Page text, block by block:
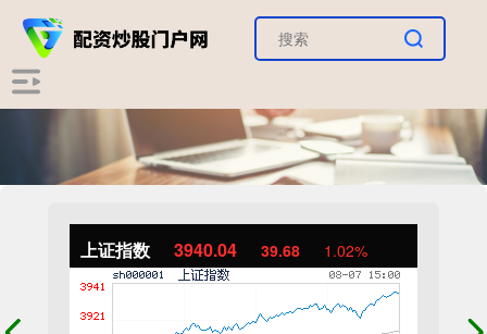
上证指数 3940.04 39.68 1.02%